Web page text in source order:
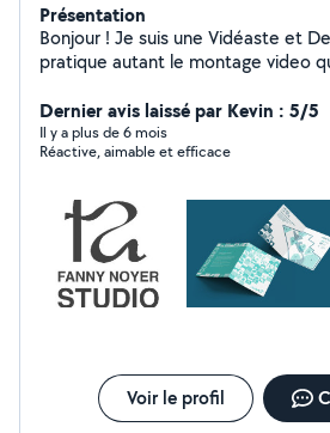
Présentation
Bonjour ! Je suis une Vidéaste et Designer Graphique Je
pratique autant le montage video
design , n'hésitez pas ! Diplômée
Graphique print et numérique et
Artistique
Dernier avis laissé par Kevin : 5/5
Il y a plus de 6 mois
Réactive, aimable et efficace
Voir le profil